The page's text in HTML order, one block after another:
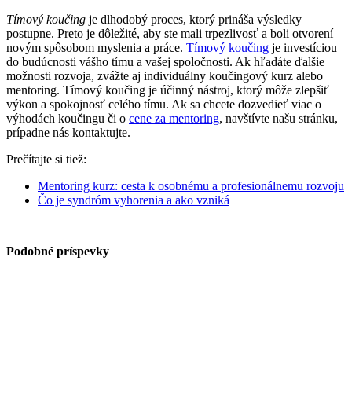
Tímový koučing je dlhodobý proces, ktorý prináša výsledky
postupne. Preto je dôležité, aby ste mali trpezlivosť a boli otvorení
novým spôsobom myslenia a práce. Tímový koučing je investíciou
do budúcnosti vášho tímu a vašej spoločnosti. Ak hľadáte ďalšie
možnosti rozvoja, zvážte aj individuálny koučingový kurz alebo
mentoring. Tímový koučing je účinný nástroj, ktorý môže zlepšiť
výkon a spokojnosť celého tímu. Ak sa chcete dozvedieť viac o
výhodách koučingu či o cene za mentoring, navštívte našu stránku,
prípadne nás kontaktujte.
Prečítajte si tiež:
Mentoring kurz: cesta k osobnému a profesionálnemu rozvoju
Čo je syndróm vyhorenia a ako vzniká
Podobné príspevky